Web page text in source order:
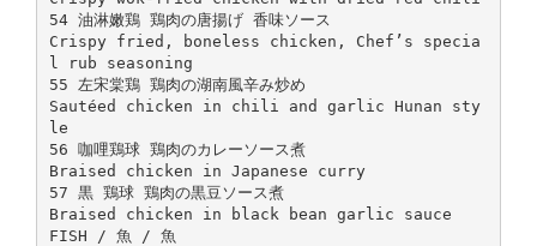
54 油淋嫩鶏 鶏肉の唐揚げ 香味ソース
Crispy fried, boneless chicken, Chef’s specia
l rub seasoning
55 左宋棠鶏 鶏肉の湖南風辛み炒め
Sautéed chicken in chili and garlic Hunan sty
le
56 咖哩鶏球 鶏肉のカレーソース煮
Braised chicken in Japanese curry
57 黒 鶏球 鶏肉の黒豆ソース煮
Braised chicken in black bean garlic sauce
FISH / 魚 / 魚